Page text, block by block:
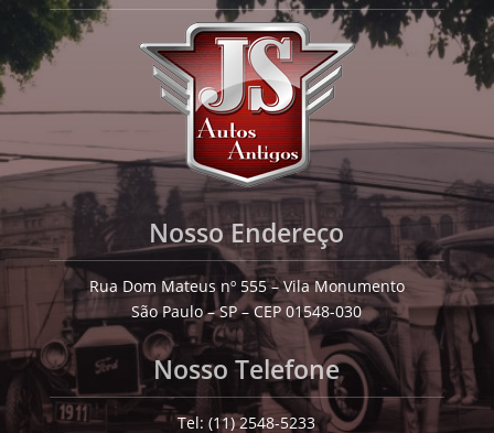
Nosso Endereço
Rua Dom Mateus nº 555 – Vila Monumento
São Paulo – SP – CEP 01548-030
Nosso Telefone
Tel: (11) 2548-5233